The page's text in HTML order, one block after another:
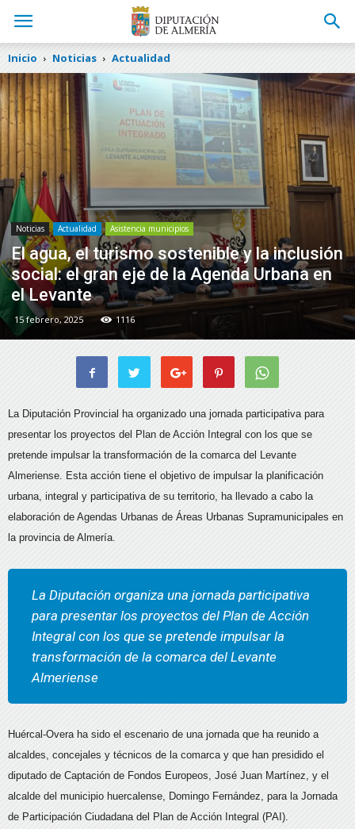
Inicio Noticias Actualidad
Noticias Actualidad Asistencia municipios
El agua, el turismo sostenible y la inclusión
social: el gran eje de la Agenda Urbana en
el Levante
15 febrero, 2025 1116
La Diputación Provincial ha organizado una jornada participativa para
presentar los proyectos del Plan de Acción Integral con los que se
pretende impulsar la transformación de la comarca del Levante
Almeriense. Esta acción tiene el objetivo de impulsar la planificación
urbana, integral y participativa de su territorio, ha llevado a cabo la
elaboración de Agendas Urbanas de Áreas Urbanas Supramunicipales en
la provincia de Almería.
La Diputación organiza una jornada participativa
para presentar los proyectos del Plan de Acción
Integral con los que se pretende impulsar la
transformación de la comarca del Levante
Almeriense
Huércal-Overa ha sido el escenario de una jornada que ha reunido a
alcaldes, concejales y técnicos de la comarca y que han presidido el
diputado de Captación de Fondos Europeos, José Juan Martínez, y el
alcalde del municipio huercalense, Domingo Fernández, para la Jornada
de Participación Ciudadana del Plan de Acción Integral (PAI).